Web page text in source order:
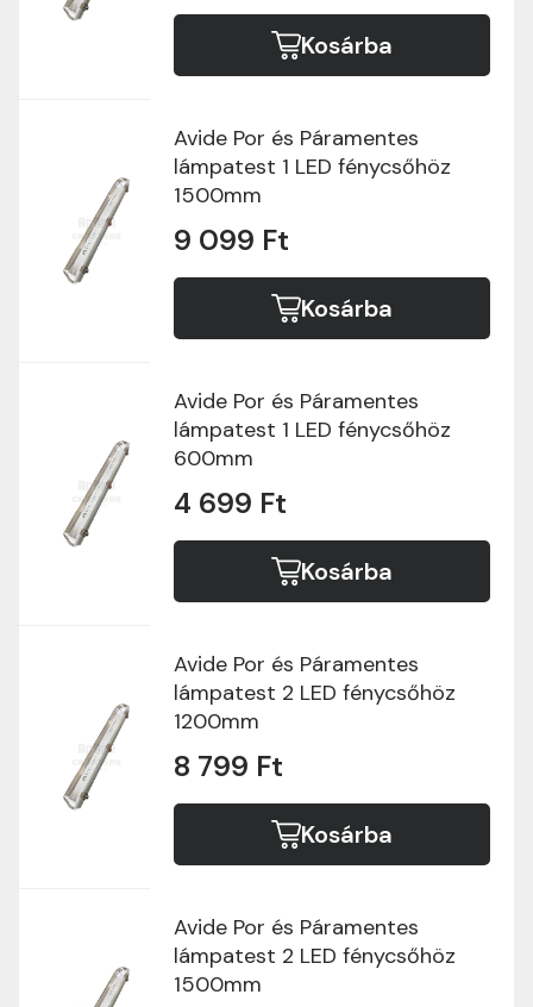
Kosárba
Avide Por és Páramentes
lámpatest 1 LED fénycsőhöz
1500mm
9 099 Ft
Kosárba
Avide Por és Páramentes
lámpatest 1 LED fénycsőhöz
600mm
4 699 Ft
Kosárba
Avide Por és Páramentes
lámpatest 2 LED fénycsőhöz
1200mm
8 799 Ft
Kosárba
Avide Por és Páramentes
lámpatest 2 LED fénycsőhöz
1500mm